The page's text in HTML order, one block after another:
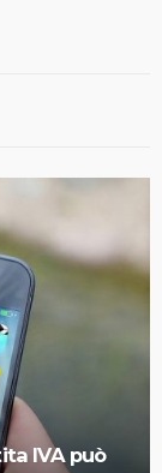
IVA può